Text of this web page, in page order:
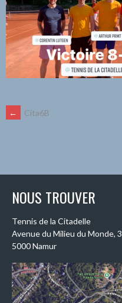
NAVIGATION
ARTICLES
← Cita6B
NOUS TROUVER
Tennis de la Citadelle
Avenue du Milieu du Monde, 3
5000 Namur